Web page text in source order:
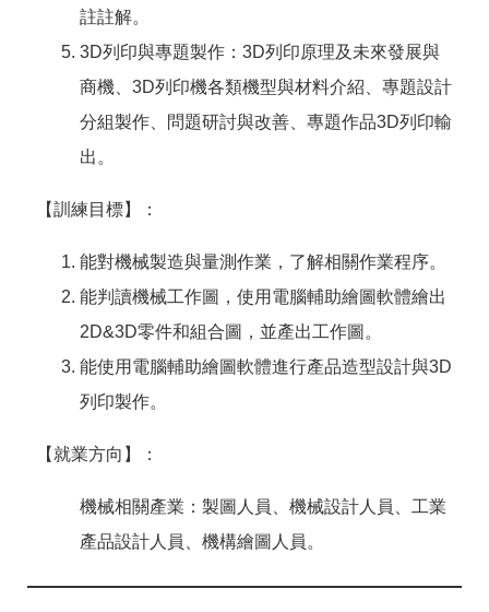
註註解。
3D列印與專題製作：3D列印原理及未來發展與
商機、3D列印機各類機型與材料介紹、專題設計
分組製作、問題研討與改善、專題作品3D列印輸
出。
【訓練目標】：
能對機械製造與量測作業，了解相關作業程序。
能判讀機械工作圖，使用電腦輔助繪圖軟體繪出
2D&3D零件和組合圖，並產出工作圖。
能使用電腦輔助繪圖軟體進行產品造型設計與3D
列印製作。
【就業方向】：
機械相關產業：製圖人員、機械設計人員、工業
產品設計人員、機構繪圖人員。